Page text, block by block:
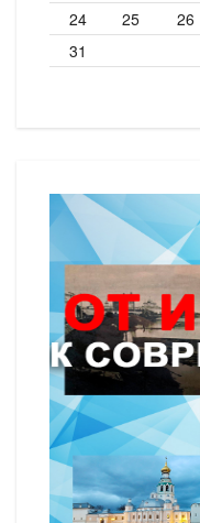
24
25 26
31